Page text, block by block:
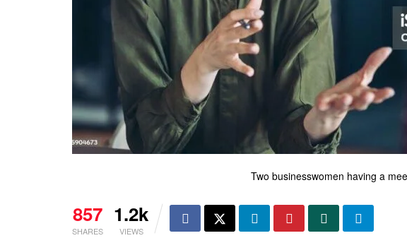
Two businesswomen having a
857
SHARES
1.2k
VIEWS